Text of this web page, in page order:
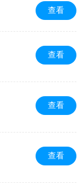
查看
查看
查看
查看